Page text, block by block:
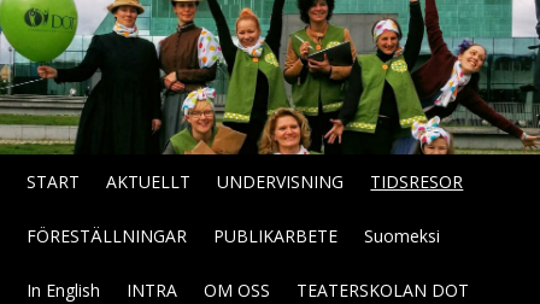
START AKTUELLT UNDERVISNING TIDSRESOR
FÖRESTÄLLNINGAR PUBLIKARBETE Suomeksi
In English INTRA OM OSS TEATERSKOLAN DOT